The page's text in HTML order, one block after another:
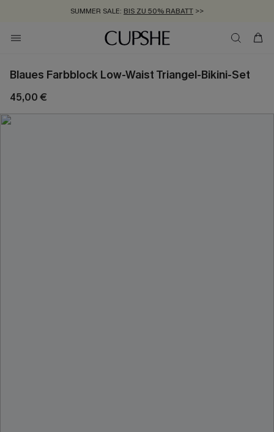
SUMMER SALE: BIS ZU 50% RABATT >>
ZUM NEWSLETTER:BIS ZU -20% EXTRA ERHALTEN
KOSTENLOSER VERSAND AB 89 €
Blaues Farbblock Low-Waist Triangel-Bikini-Set
45,00 €